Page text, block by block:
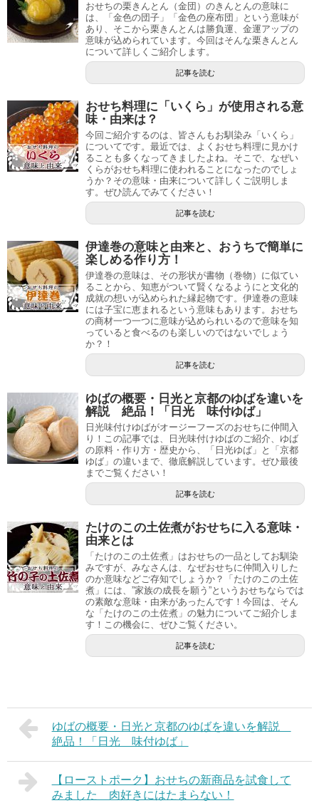
おせちの栗きんとん（金団）のきんとんの意味に
は、「金色の団子」「金色の座布団」という意味が
あり、そこから栗きんとんは勝負運、金運アップの
意味が込められています。今回はそんな栗きんとん
について詳しくご紹介します。
記事を読む
おせち料理に「いくら」が使用される意
味・由来は？
今回ご紹介するのは、皆さんもお馴染み「いくら」
についてです。最近では、よくおせち料理に見かけ
ることも多くなってきましたよね。そこで、なぜい
くらがおせち料理に使われることになったのでしょ
うか？その意味・由来について詳しくご説明しま
す。ぜひ読んでみてください！
記事を読む
伊達巻の意味と由来と、おうちで簡単に
楽しめる作り方！
伊達巻の意味は、その形状が書物（巻物）に似てい
ることから、知恵がついて賢くなるようにと文化的
成就の想いが込められた縁起物です。伊達巻の意味
には子宝に恵まれるという意味もあります。おせち
の商材一つ一つに意味が込められいるので意味を知
っていると食べるのも楽しいのではないでしょう
か？！
記事を読む
ゆばの概要・日光と京都のゆばを違いを
解説 絶品！「日光 味付ゆば」
日光味付けゆばがオージーフーズのおせちに仲間入
り！この記事では、日光味付けゆばのご紹介、ゆば
の原料・作り方・歴史から、「日光ゆば」と「京都
ゆば」の違いまで、徹底解説しています。ぜひ最後
までご覧ください！
記事を読む
たけのこの土佐煮がおせちに入る意味・
由来とは
「たけのこの土佐煮」はおせちの一品としてお馴染
みですが、みなさんは、なぜおせちに仲間入りした
のか意味などご存知でしょうか？「たけのこの土佐
煮」には、”家族の成長を願う”というおせちならでは
の素敵な意味・由来があったんです！今回は、そん
な「たけのこの土佐煮」の魅力についてご紹介しま
す！この機会に、ぜひご覧ください。
記事を読む
ゆばの概要・日光と京都のゆばを違いを解説
絶品！「日光 味付ゆば」
【ローストポーク】おせちの新商品を試食して
みました 肉好きにはたまらない！